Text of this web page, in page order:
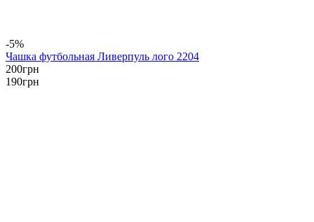
-5%
Чашка футбольная Ливерпуль лого 2204
200грн
190грн